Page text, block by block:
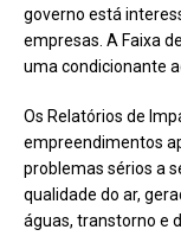
governo está
empresas. A Faixa
uma condicionante
Os Relatórios de
empreendimentos
problemas sérios a
qualidade do ar,
águas, transtorno e